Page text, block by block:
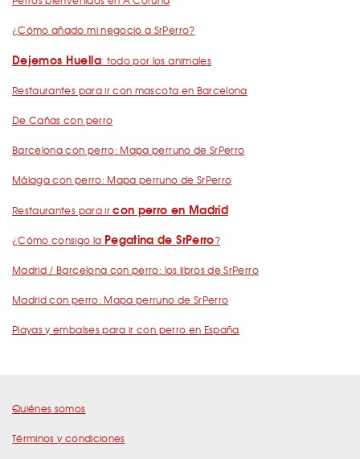
¿Cómo añado mi negocio a SrPerro?
Dejemos Huella: todo por los animales
Restaurantes para ir con mascota en Barcelona
De Cañas con perro
Barcelona con perro: Mapa perruno de SrPerro
Málaga con perro: Mapa perruno de SrPerro
Restaurantes para ircon perro en Madrid
¿Cómo consigo la Pegatina de SrPerro?
Madrid / Barcelona con perro: los libros de SrPerro
Madrid con perro: Mapa perruno de SrPerro
Playas y embalses para ir con perro en España
Quiénes somos
Términos y condiciones